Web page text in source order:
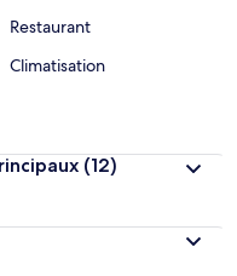
Restaurant
Climatisation
(12)